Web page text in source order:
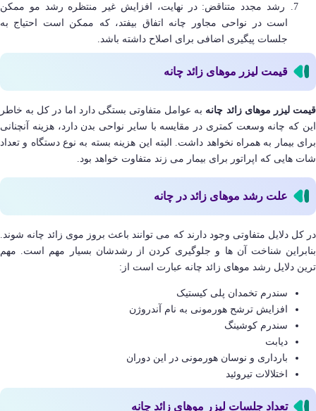
رشد مجدد متناقض: در نهایت، افزایش غیر منتظره رشد مو ممکن
است در نواحی مجاور چانه اتفاق بیفتد، که ممکن است احتیاج به
جلسات پیگیری اضافی برای اصلاح داشته باشد.
قیمت لیزر موهای زائد چانه
قیمت لیزر موهای زائد چانه به عوامل متفاوتی بستگی دارد اما در کل به خاطر
این که چانه وسعت کمتری در مقایسه با سایر نواحی بدن دارد، هزینه آنچنانی
برای بیمار به همراه نخواهد داشت. البته این هزینه بسته به نوع دستگاه و تعداد
شات هایی که اپراتور برای بیمار می زند متفاوت خواهد بود.
علت رشد موهای زائد در چانه
در کل دلایل متفاوتی وجود دارند که می توانند باعث بروز موی زائد چانه شوند.
بنابراین شناخت آن ها و جلوگیری کردن از رشدشان بسیار مهم است. مهم
ترین دلایل رشد موهای زائد چانه عبارت است از:
سندرم تخمدان پلی کیستیک
افزایش ترشح هورمونی به نام آندروژن
سندرم کوشینگ
دیابت
بارداری و نوسان هورمونی در این دوران
اختلالات تیروئید
تعداد جلسات لیزر موهای زائد چانه